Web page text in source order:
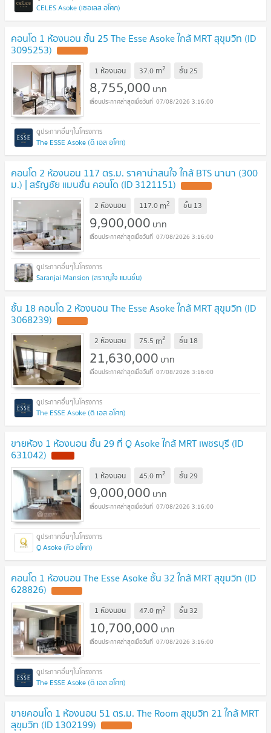
CELES Asoke (เซอเลส อโศก)
คอนโด 1 ห้องนอน ชั้น 25 The Esse Asoke ใกล้ MRT สุขุมวิท (ID
3095253)
1 ห้องนอน 37.0 m2 ชั้น25
8,755,000 บาท
07/08/2026 3:16:00
The ESSE Asoke (ดิ เอส อโศก)
คอนโด 2 ห้องนอน 117 ตร.ม. ราคาน่าสนใจ ใกล้ BTS นานา (300
ม.) | สรัญชัย แมนชั่น คอนโด (ID 3121151)
2 ห้องนอน 117.0 m2 ชั้น 13
9,900,000 บาท
07/08/2026 3:16:00
Saranjai Mansion (สราญใจ แมนชั่น)
ชั้น 18 คอนโด 2 ห้องนอน The Esse Asoke ใกล้ MRT สุขุมวิท (ID
3068239)
2 ห้องนอน 75.5 m2 ชั้น 18
21,630,000 บาท
07/08/2026 3:16:00
The ESSE Asoke (ดิ เอส อโศก)
ขายห้อง 1 ห้องนอน ชั้น 29 ที่ Q Asoke ใกล้ MRT เพชรบุรี (ID
631042)
1 ห้องนอน 45.0 m2 ชั้น29
9,000,000 บาท
07/08/2026 3:16:00
Q Asoke (คิว อโศก)
คอนโด 1 ห้องนอน The Esse Asoke ชั้น 32 ใกล้ MRT สุขุมวิท (ID
628826)
1 ห้องนอน 47.0 m2 ชั้น 32
10,700,000 บาท
07/08/2026 3:16:00
The ESSE Asoke (ดิ เอส อโศก)
ขายคอนโด 1 ห้องนอน 51 ตร.ม. The Room สุขุมวิท 21 ใกล้ MRT
สุขุมวิท (ID 1302199)